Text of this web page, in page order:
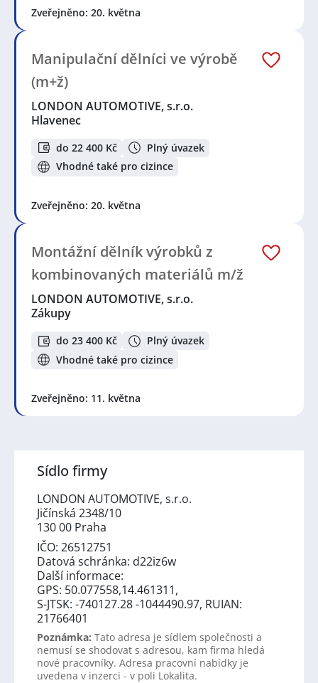
Zveřejněno: 20. května
Manipulační dělníci ve výrobě
(m+ž)
LONDON AUTOMOTIVE, s.r.o.
Hlavenec
do 22 400 Kč
Plný úvazek
Vhodné také pro cizince
Zveřejněno: 20. května
Montážní dělník výrobků z
kombinovaných materiálů m/ž
LONDON AUTOMOTIVE, s.r.o.
Zákupy
do 23 400 Kč
Plný úvazek
Vhodné také pro cizince
Zveřejněno: 11. května
Sídlo firmy
LONDON AUTOMOTIVE, s.r.o.
Jičínská 2348/10
130 00 Praha
IČO: 26512751
Datová schránka: d22iz6w
Další informace:
GPS: 50.077558,14.461311,
S-JTSK: -740127.28 -1044490.97, RUIAN:
21766401
Poznámka: Tato adresa je sídlem společnosti a
nemusí se shodovat s adresou, kam firma hledá
nové pracovníky. Adresa pracovní nabídky je
uvedena v inzerci - v poli Lokalita.